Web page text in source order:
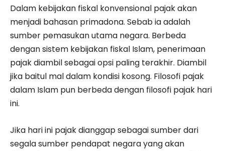
Dalam kebijakan fiskal konvensional pajak akan
menjadi bahasan primadona. Sebab ia adalah
sumber pemasukan utama negara. Berbeda
dengan sistem kebijakan fiskal Islam, penerimaan
pajak diambil sebagai opsi paling terakhir. Diambil
jika baitul mal dalam kondisi kosong. Filosofi pajak
dalam Islam pun berbeda dengan filosofi pajak hari
ini.
Jika hari ini pajak dianggap sebagai sumber dari
segala sumber pendapat negara yang akan